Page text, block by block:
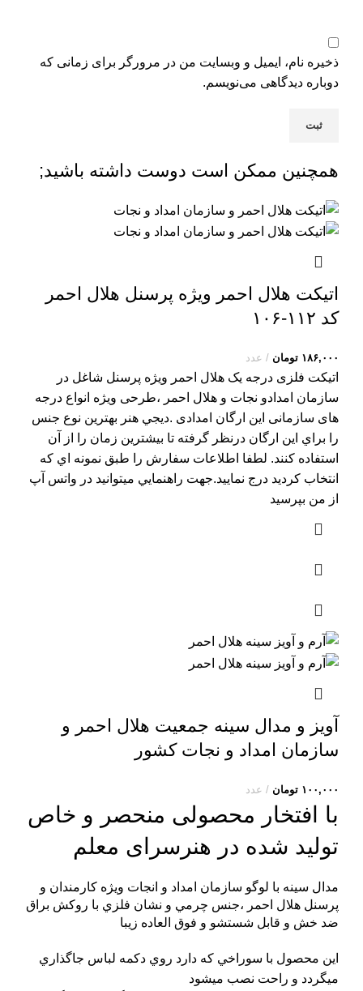
ذخیره نام، ایمیل و وبسایت من در مرورگر برای زمانی که
دوباره دیدگاهی می‌نویسم.
همچنین ممکن است دوست داشته باشید;
اتیکت هلال احمر ویژه پرسنل هلال احمر
کد ۱۱۲-۱۰۶
۱۸۶,۰۰۰ تومان عدد
اتیکت فلزی درجه یک هلال احمر ویژه پرسنل شاغل در
سازمان امدادو نجات و هلال احمر ،طرحی ویژه انواع درجه
های سازمانی این ارگان امدادی .ديجي هنر بهترين نوع جنس
را براي اين ارگان درنظر گرفته تا بيشترين زمان را از آن
استفاده کنند. لطفا اطلاعات سفارش را طبق نمونه اي که
انتخاب کرديد درج نماييد.جهت راهنمايي ميتوانيد در واتس آپ
از من بپرسيد
آویز و مدال سینه جمعیت هلال احمر و
سازمان امداد و نجات کشور
۱۰۰,۰۰۰ تومان عدد
با افتخار محصولی منحصر و خاص
تولید شده در هنرسرای معلم
مدال سينه با لوگو سازمان امداد و انجات ويژه کارمندان و
پرسنل هلال احمر ،جنس چرمي و نشان فلزي با روکش براق
ضد خش و قابل شستشو و فوق العاده زيبا
اين محصول با سوراخي که دارد روي دکمه لباس جاگذاري
ميگردد و راحت نصب ميشود